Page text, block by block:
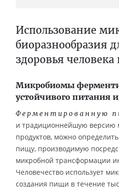
Использование
биоразнообразия
здоровья
Микробиомы
устойчивого питания
Ферментированную
и традиционнейшую
продуктов, можно
пищу, производимую
микробной трансформации
Человечество использует
создания пищи в течение